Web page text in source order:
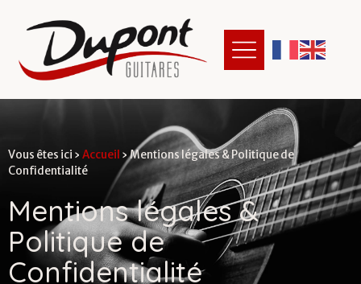
Vous êtes ici › Accueil ›Mentions légales & Politique de
Confidentialité
Mentions légales &
Politique de
Confdentialité